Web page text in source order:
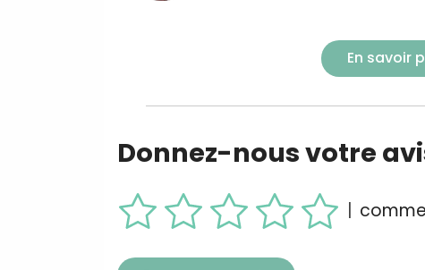
En savoir
Donnez-nous votre